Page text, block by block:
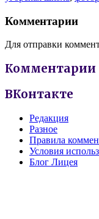
Комментарии
Для отправки
Комментарии
ВКонтакте
Редакция
Разное
Правила
Условия
Блог Лицея